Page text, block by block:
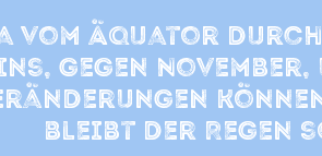
vom Äquator
gegen
bleibt der Regen